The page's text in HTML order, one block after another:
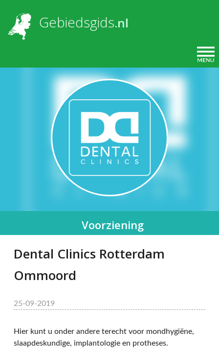
Voorziening
Gebiedsgids.nl
Dental Clinics Rotterdam
Ommoord
25-09-2019
Hier kunt u onder andere terecht voor mondhygiëne,
slaapdeskundige, implantologie en protheses.